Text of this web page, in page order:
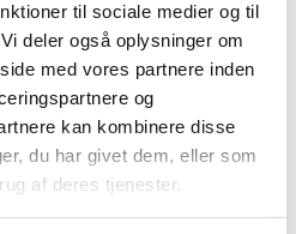
til sociale medier og til
deler også oplysninger om
med vores partnere inden
og
kan kombinere disse
du har givet dem, eller som
af deres tjenester.
aber in die Stirn.
bei 70%. Das heißt,
sich die Erkrankung
fortschreiten,
Häufig bessert sich